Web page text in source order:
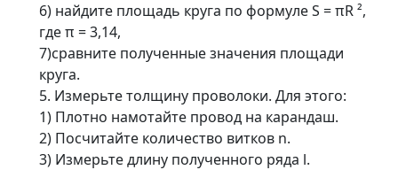
6) найдите площадь круга по формуле S = πR ²,
где π = 3,14,
7)сравните полученные значения площади
круга.
5. Измерьте толщину проволоки. Для этого:
1) Плотно намотайте провод на карандаш.
2) Посчитайте количество витков n.
3) Измерьте длину полученного ряда l.